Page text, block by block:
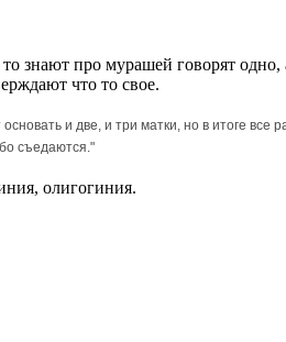
знают про мурашей говорят одно,
что то свое.
и две, и три матки, но в итоге все
съедаются."
олигогиния.